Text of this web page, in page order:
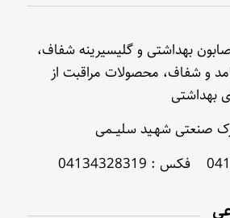
صابون بهداشتی و گلیسیرینه شفاف،
و شفاف، محصولات مراقبت از
بهداشتی
صنعتی شهـید سلیــمی